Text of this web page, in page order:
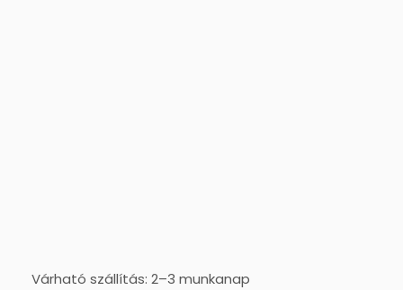
Várható szállítás: 2–3 munkanap